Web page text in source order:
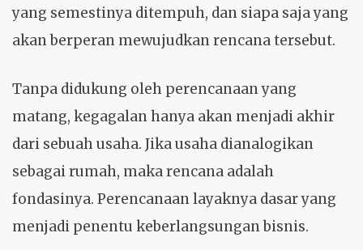
yang semestinya ditempuh, dan siapa saja yang
akan berperan mewujudkan rencana tersebut.
Tanpa didukung oleh perencanaan yang
matang, kegagalan hanya akan menjadi akhir
dari sebuah usaha. Jika usaha dianalogikan
sebagai rumah, maka rencana adalah
fondasinya. Perencanaan layaknya dasar yang
menjadi penentu keberlangsungan bisnis.